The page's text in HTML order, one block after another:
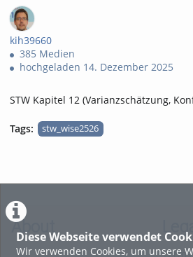
Diese Webseite verwendet
Wir verwenden Cookies, um unsere
kih39660
385 Medien
hochgeladen 14. Dezember 2025
STW Kapitel 12 (Varianzschätzung,
Tags: stw_wise2526
About